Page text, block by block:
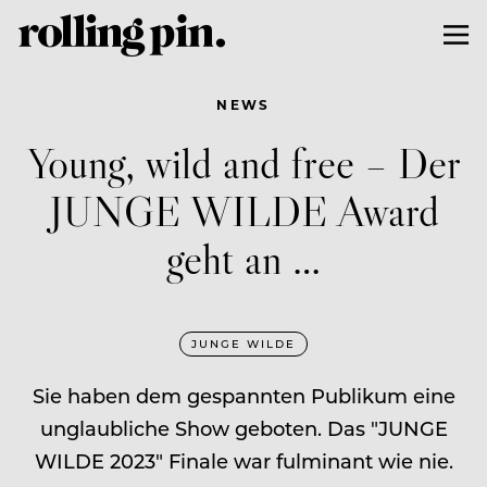
NEWS
Young, wild and free – Der
JUNGE WILDE Award
geht an …
JUNGE WILDE
Sie haben dem gespannten Publikum eine
unglaubliche Show geboten. Das "JUNGE
WILDE 2023" Finale war fulminant wie nie.